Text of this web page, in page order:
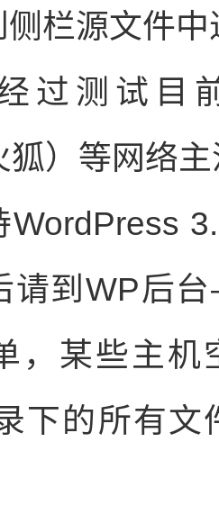
栏源文件
过测试目
狐）等网络
WordPress
请到WP
，某些主
下的所有